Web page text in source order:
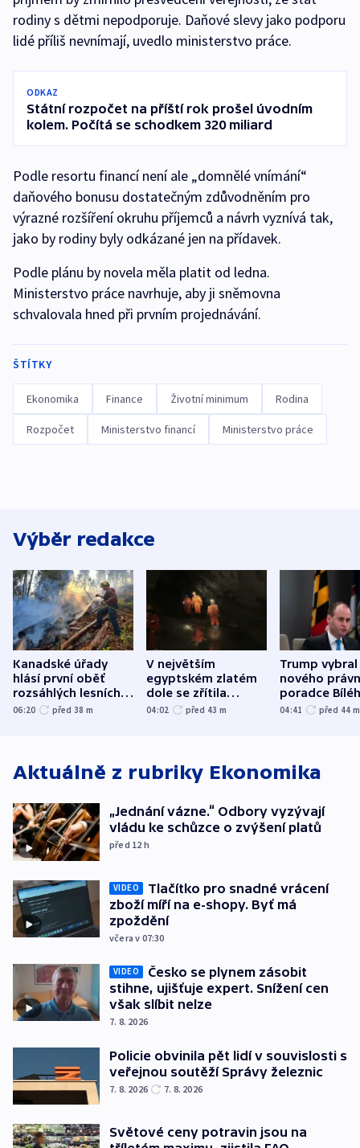
rodiny s dětmi nepodporuje. Daňové slevy jako podporu
lidé příliš nevnímají, uvedlo ministerstvo práce.
ODKAZ
Státní rozpočet na příští rok prošel úvodním
kolem. Počítá se schodkem 320 miliard
Podle resortu financí není ale „domnělé vnímání“
daňového bonusu dostatečným zdůvodněním pro
výrazné rozšíření okruhu příjemců a návrh vyznívá tak,
jako by rodiny byly odkázané jen na přídavek.
Podle plánu by novela měla platit od ledna.
Ministerstvo práce navrhuje, aby ji sněmovna
schvalovala hned při prvním projednávání.
ŠTÍTKY
Ekonomika Finance Životní minimum Rodina
Rozpočet Ministerstvo financí Ministerstvo práce
Výběr redakce
Kanadské úřady
hlásí první oběť
rozsáhlých lesních
požárů
06:20 před 38 m
V největším
egyptském zlatém
dole se zřítila
hornina, jeden
04:02 před 43 m
Trump vybral
nového
poradce
domu
04:41 před 44 m
Aktuálně z rubriky Ekonomika
„Jednání vázne.“ Odbory vyzývají
vládu ke schůzce o zvýšení platů
před 12 h
VIDEO
Tlačítko pro snadné vrácení
zboží míří na e-shopy. Byť má
zpoždění
včera v 07:30
VIDEO
Česko se plynem zásobit
stihne, ujišťuje expert. Snížení cen
však slíbit nelze
7. 8. 2026
Policie obvinila pět lidí v souvislosti s
veřejnou soutěží Správy železnic
7. 8. 2026 7. 8. 2026
Světové ceny potravin jsou na